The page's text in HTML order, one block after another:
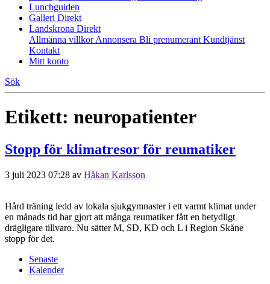
Lunchguiden
Galleri Direkt
Landskrona Direkt
Allmänna villkorAnnonsera Bli prenumerant Kundtjänst
Kontakt
Mitt konto
Sök
Etikett: neuropatienter
Stopp för klimatresor för reumatiker
3 juli 2023 07:28 av Håkan Karlsson
Hård träning ledd av lokala sjukgymnaster i ett varmt klimat under
en månads tid har gjort att många reumatiker fått en betydligt
drägligare tillvaro. Nu sätter M, SD, KD och L i Region Skåne
stopp för det.
Senaste
Kalender